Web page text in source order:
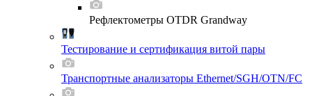
Рефлектометры OTDR Grandway
Тестирование и сертификация витой пары
Транспортные анализаторы Ethernet/SGH/OTN/FC